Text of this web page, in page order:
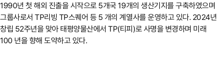
1990년 첫 해외 진출을 시작으로 5개국 19개의 생산기지를 구축하였으며
그룹사로서 TP리빙 TP스퀘어 등 5 개의 계열사를 운영하고 있다. 2024년
창립 52주년을 맞아 태평양물산에서 TP(티피)로 사명을 변경하며 미래
100 년을 향해 도약하고 있다.